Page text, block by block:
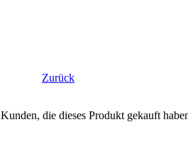
Zurück
Kunden, die dieses Produkt gekauft